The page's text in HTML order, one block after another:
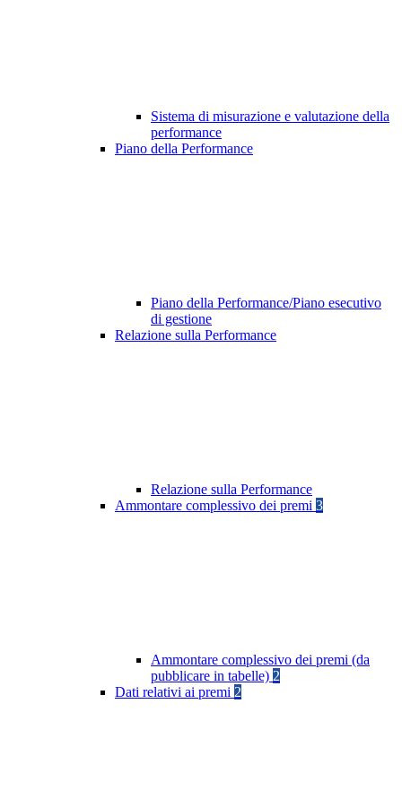
Sistema di misurazione e valutazione della
performance
Piano della Performance
Piano della Performance/Piano esecutivo
di gestione
Relazione sulla Performance
Relazione sulla Performance
Ammontare complessivo dei premi 3
Ammontare complessivo dei premi (da
pubblicare in tabelle) 2
Dati relativi ai premi 2